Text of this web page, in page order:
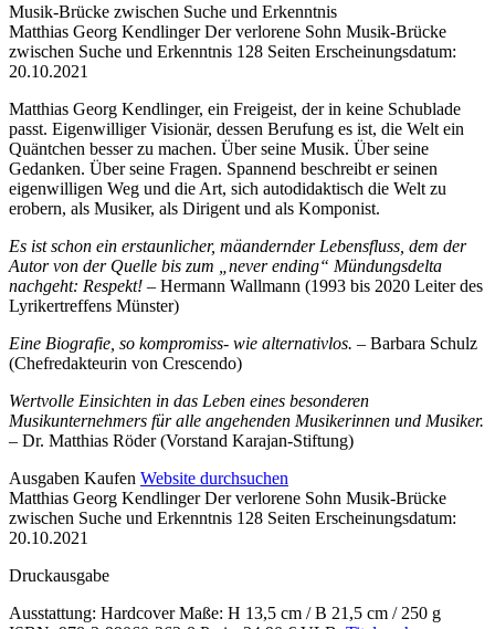
Musik-Brücke zwischen Suche und Erkenntnis
Beschreibung
Matthias Georg Kendlinger Der verlorene Sohn Musik-Brücke
zwischen Suche und Erkenntnis 128 Seiten Erscheinungsdatum:
20.10.2021
Beschreibung
Matthias Georg Kendlinger, ein Freigeist, der in keine Schublade
passt. Eigenwilliger Visionär, dessen Berufung es ist, die Welt ein
Quäntchen besser zu machen. Über seine Musik. Über seine
Gedanken. Über seine Fragen. Spannend beschreibt er seinen
eigenwilligen Weg und die Art, sich autodidaktisch die Welt zu
erobern, als Musiker, als Dirigent und als Komponist.
Es ist schon ein erstaunlicher, mäandernder Lebensfluss, dem der
Autor von der Quelle bis zum „never ending“ Mündungsdelta
nachgeht: Respekt! – Hermann Wallmann (1993 bis 2020 Leiter des
Lyrikertreffens Münster)
Eine Biografie, so kompromiss- wie alternativlos. – Barbara Schulz
(Chefredakteurin von Crescendo)
Wertvolle Einsichten in das Leben eines besonderen
Musikunternehmers für alle angehenden Musikerinnen und Musiker.
– Dr. Matthias Röder (Vorstand Karajan-Stiftung)
Details
und
Inhalte
Ausgaben Kaufen Website durchsuchen
Matthias Georg Kendlinger Der verlorene Sohn Musik-Brücke
zwischen Suche und Erkenntnis 128 Seiten Erscheinungsdatum:
20.10.2021
Druckausgabe
Ausstattung: Hardcover Maße: H 13,5 cm / B 21,5 cm / 250 g